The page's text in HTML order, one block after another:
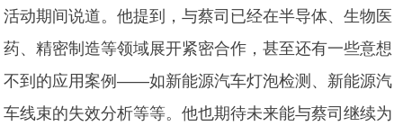
活动期间说道。他提到，与蔡司已经在半导体、生物医
药、精密制造等领域展开紧密合作，甚至还有一些意想
不到的应用案例——如新能源汽车灯泡检测、新能源汽
车线束的失效分析等等。他也期待未来能与蔡司继续为